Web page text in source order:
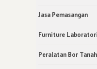
Jasa Pemasangan
Furniture
Peralatan Bor Tanah